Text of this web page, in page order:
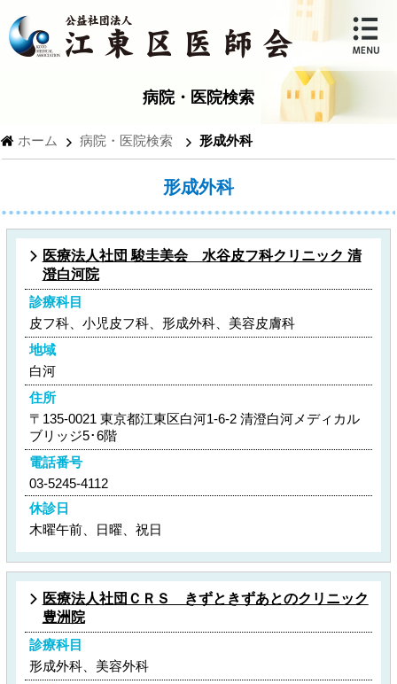
病院・医院検索
ホーム 病院・医院検索 形成外科
形成外科
医療法人社団 駿圭美会 水谷皮フ科クリニック 清
澄白河院
診療科目
皮フ科、小児皮フ科、形成外科、美容皮膚科
地域
白河
住所
〒135-0021 東京都江東区白河1-6-2 清澄白河メディカル
ブリッジ5･6階
電話番号
03-5245-4112
休診日
木曜午前、日曜、祝日
医療法人社団ＣＲＳ きずときずあとのクリニック
豊洲院
診療科目
形成外科、美容外科